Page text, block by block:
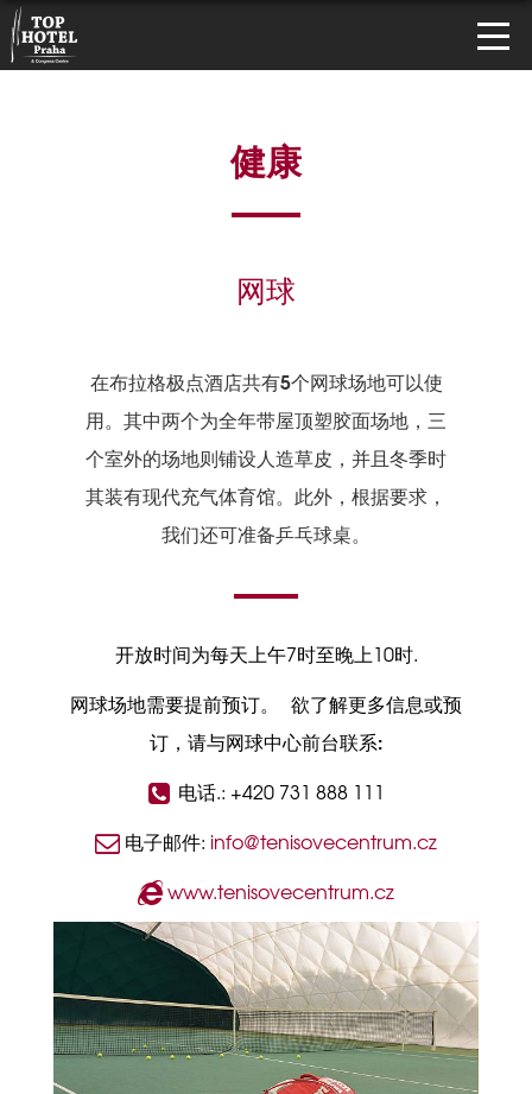
健康
网球
在布拉格极点酒店共有5个网球场地可以使
用。其中两个为全年带屋顶塑胶面场地，三
个室外的场地则铺设人造草皮，并且冬季时
其装有现代充气体育馆。此外，根据要求，
我们还可准备乒乓球桌。
开放时间为每天上午7时至晚上10时.
网球场地需要提前预订。 欲了解更多信息或预
订，请与网球中心前台联系:
电话.: +420 731 888 111
电子邮件: info@tenisovecentrum.cz
www.tenisovecentrum.cz